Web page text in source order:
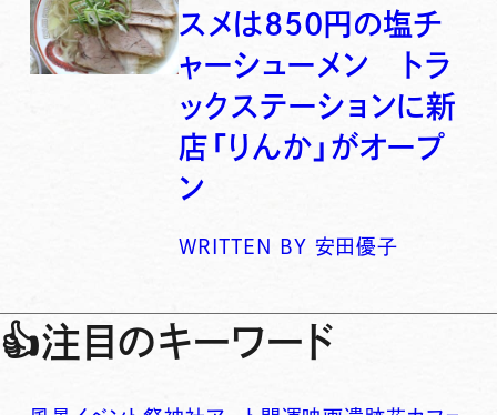
スメは850円の塩チ
ャーシューメン トラ
ックステーションに新
店「りんか」がオープ
ン
WRITTEN BY 安田優子
👍注目のキーワード